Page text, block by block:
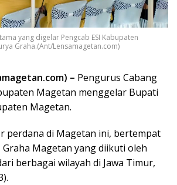
yang digelar Pengcab ESI Kabupaten
Graha.(Ant/Lensamagetan.com)
– Pengurus Cabang
Magetan menggelar Bupati
Magetan.
perdana di Magetan ini, bertempat
Graha Magetan yang diikuti oleh
berbagai wilayah di Jawa Timur,